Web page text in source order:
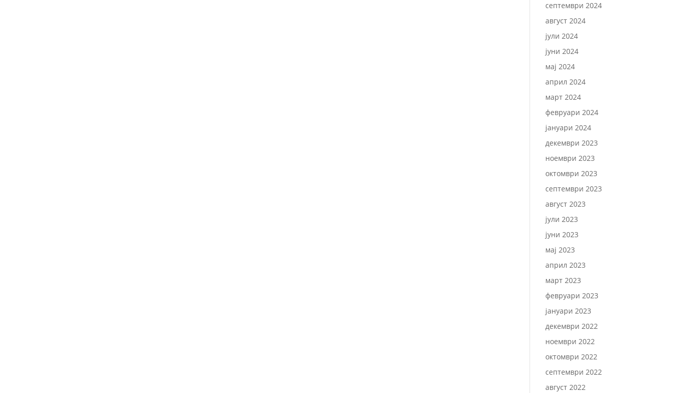
септември 2024
август 2024
јули 2024
јуни 2024
мај 2024
април 2024
март 2024
февруари 2024
јануари 2024
декември 2023
ноември 2023
октомври 2023
септември 2023
август 2023
јули 2023
јуни 2023
мај 2023
април 2023
март 2023
февруари 2023
јануари 2023
декември 2022
ноември 2022
октомври 2022
септември 2022
август 2022